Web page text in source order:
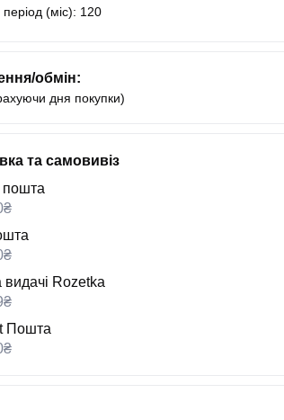
період (міс): 120
обмін:
дня покупки)
та самовивіз
видачі Rozetka
Пошта